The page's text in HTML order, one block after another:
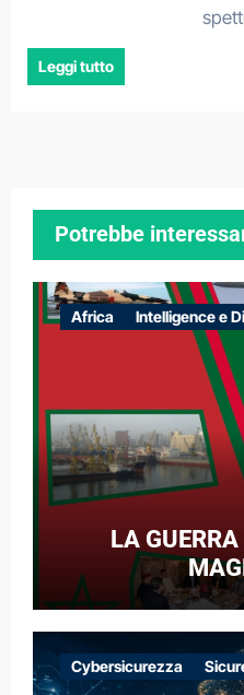
Leggi tutto
Potrebbe
Africa Intelligence e
LA
Cybersicurezza